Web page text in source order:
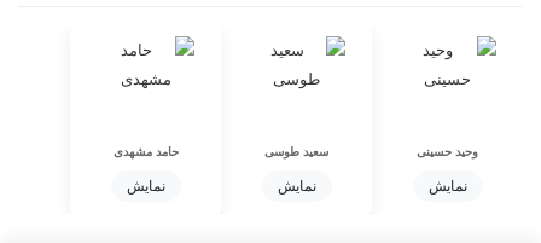
وحید حسینی
نمایش
سعید طوسی
نمایش
حامد مشهدی
نمایش